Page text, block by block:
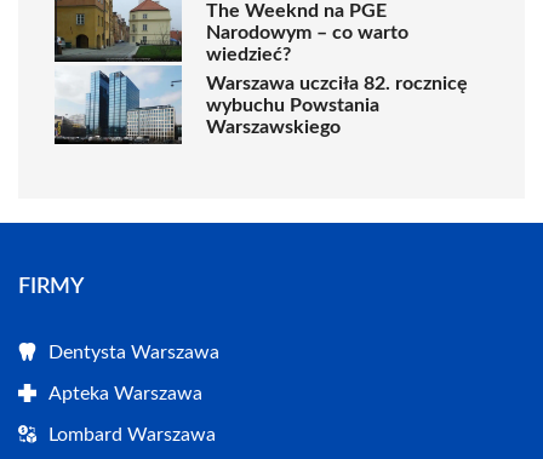
The Weeknd na PGE
Narodowym – co warto
wiedzieć?
Warszawa uczciła 82. rocznicę
wybuchu Powstania
Warszawskiego
FIRMY
Dentysta Warszawa
Apteka Warszawa
Lombard Warszawa